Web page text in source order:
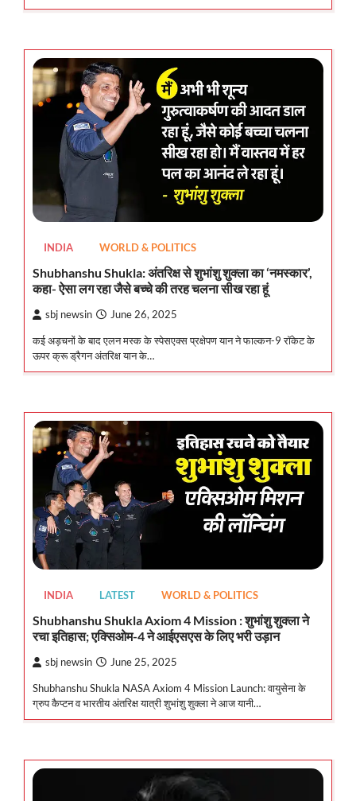
INDIA WORLD & POLITICS
Shubhanshu Shukla: अंतरिक्ष से शुभांशु शुक्ला का ‘नमस्कार’,
कहा- ऐसा लग रहा जैसे बच्चे की तरह चलना सीख रहा हूं
sbj newsin June 26, 2025
कई अड़चनों के बाद एलन मस्क के स्पेसएक्स प्रक्षेपण यान ने फाल्कन-9 रॉकेट के
ऊपर क्रू ड्रैगन अंतरिक्ष यान के…
INDIA LATEST WORLD & POLITICS
Shubhanshu Shukla Axiom 4 Mission : शुभांशु शुक्ला ने
रचा इतिहास; एक्सिओम-4 ने आईएसएस के लिए भरी उड़ान
sbj newsin June 25, 2025
Shubhanshu Shukla NASA Axiom 4 Mission Launch: वायुसेना के
ग्रुप कैप्टन व भारतीय अंतरिक्ष यात्री शुभांशु शुक्ला ने आज यानी…